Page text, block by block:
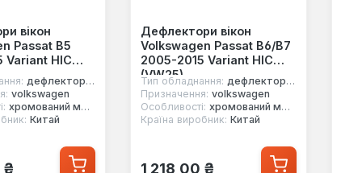
вікон
Passat B5
Variant HIC
дефлектори вікон
volkswagen
хромований молдинг
Китай
₴
Дефлектори вікон
Volkswagen Passat B6/B7
2005-2015 Variant HIC
(VW25)
Тип обладнання: дефлектори вікон
Призначення: volkswagen
Особливості: хромований молдинг
Країна виробник: Китай
Звичайна ціна:
1 218,00 ₴